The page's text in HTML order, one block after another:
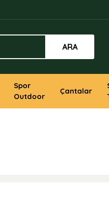
ARA
Spor
Outdoor
Çantalar